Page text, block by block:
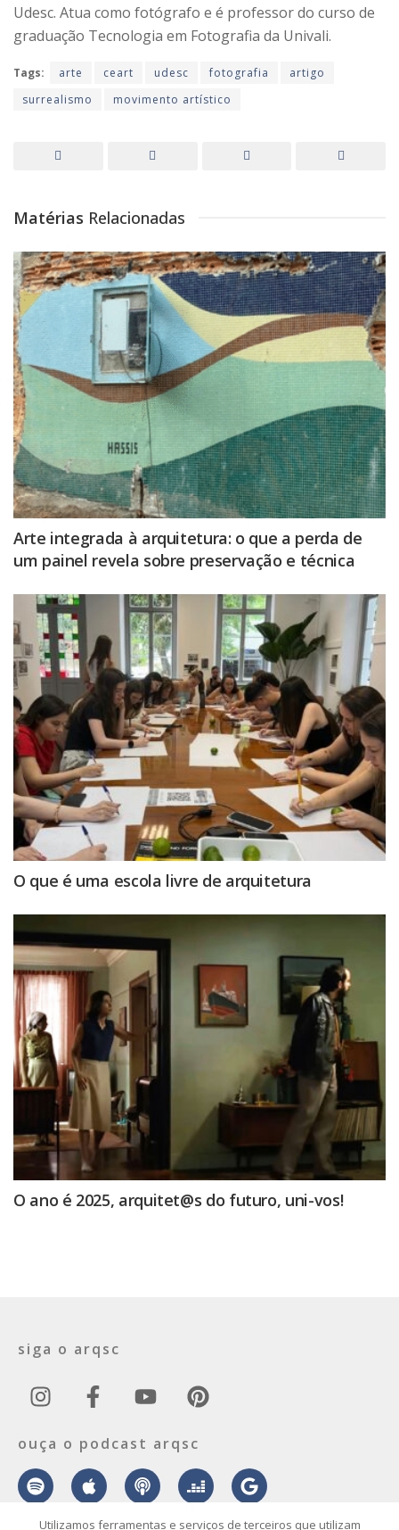
Udesc. Atua como fotógrafo e é professor do curso de
graduação Tecnologia em Fotografia da Univali.
Tags: arte ceart udesc fotografia
artigo
surrealismo
movimento artístico
Matérias Relacionadas
Arte integrada à arquitetura: o que a perda de
um painel revela sobre preservação e técnica
O que é uma escola livre de arquitetura
O ano é 2025, arquitet@s do futuro, uni-vos!
siga o arqsc
ouça o podcast arqsc
Utilizamos ferramentas e serviços de terceiros que utilizam